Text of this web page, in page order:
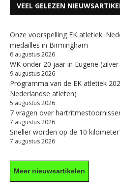
VEEL GELEZEN
Onze voorspelling EK atletiek:
medailles in Birmingham
6 augustus 2026
WK onder 20 jaar in Eugene
9 augustus 2026
Programma van de EK atletiek
Nederlandse atleten)
5 augustus 2026
7 vragen over
7 augustus 2026
Sneller worden op de 10
7 augustus 2026
Meer nieuwsartikelen